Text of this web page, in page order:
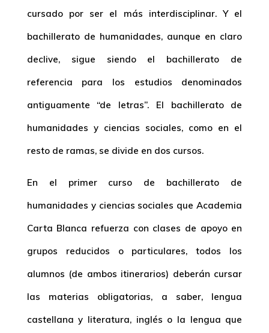
cursado por ser el más interdisciplinar. Y el
bachillerato de humanidades, aunque en claro
declive, sigue siendo el bachillerato de
referencia para los estudios denominados
antiguamente “de letras”. El bachillerato de
humanidades y ciencias sociales, como en el
resto de ramas, se divide en dos cursos.
En el primer curso de bachillerato de
humanidades y ciencias sociales que Academia
Carta Blanca refuerza con clases de apoyo en
grupos reducidos o particulares, todos los
alumnos (de ambos itinerarios) deberán cursar
las materias obligatorias, a saber, lengua
castellana y literatura, inglés o la lengua que